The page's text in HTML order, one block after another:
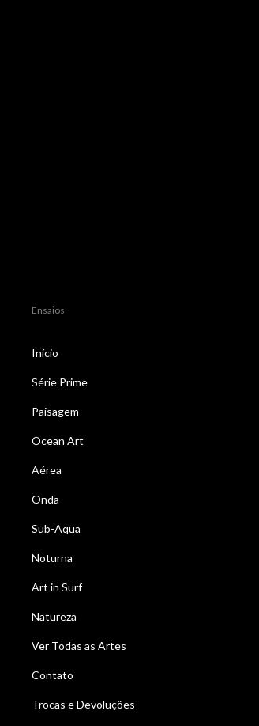
Ensaios
Início
Série Prime
Paisagem
Ocean Art
Aérea
Onda
Sub-Aqua
Noturna
Art in Surf
Natureza
Ver Todas as Artes
Contato
Trocas e Devoluções